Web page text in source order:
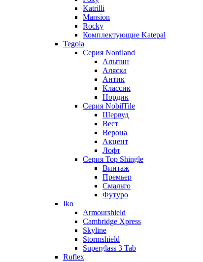
Katrilli
Mansion
Rocky
Комплектующие Katepal
Tegola
Серия Nordland
Альпин
Аляска
Антик
Классик
Нордик
Серия NobilTile
Шервуд
Вест
Верона
Акцент
Лофт
Серия Top Shingle
Винтаж
Премьер
Смальто
Футуро
Iko
Armourshield
Cambridge Xpress
Skyline
Stormshield
Superglass 3 Tab
Ruflex